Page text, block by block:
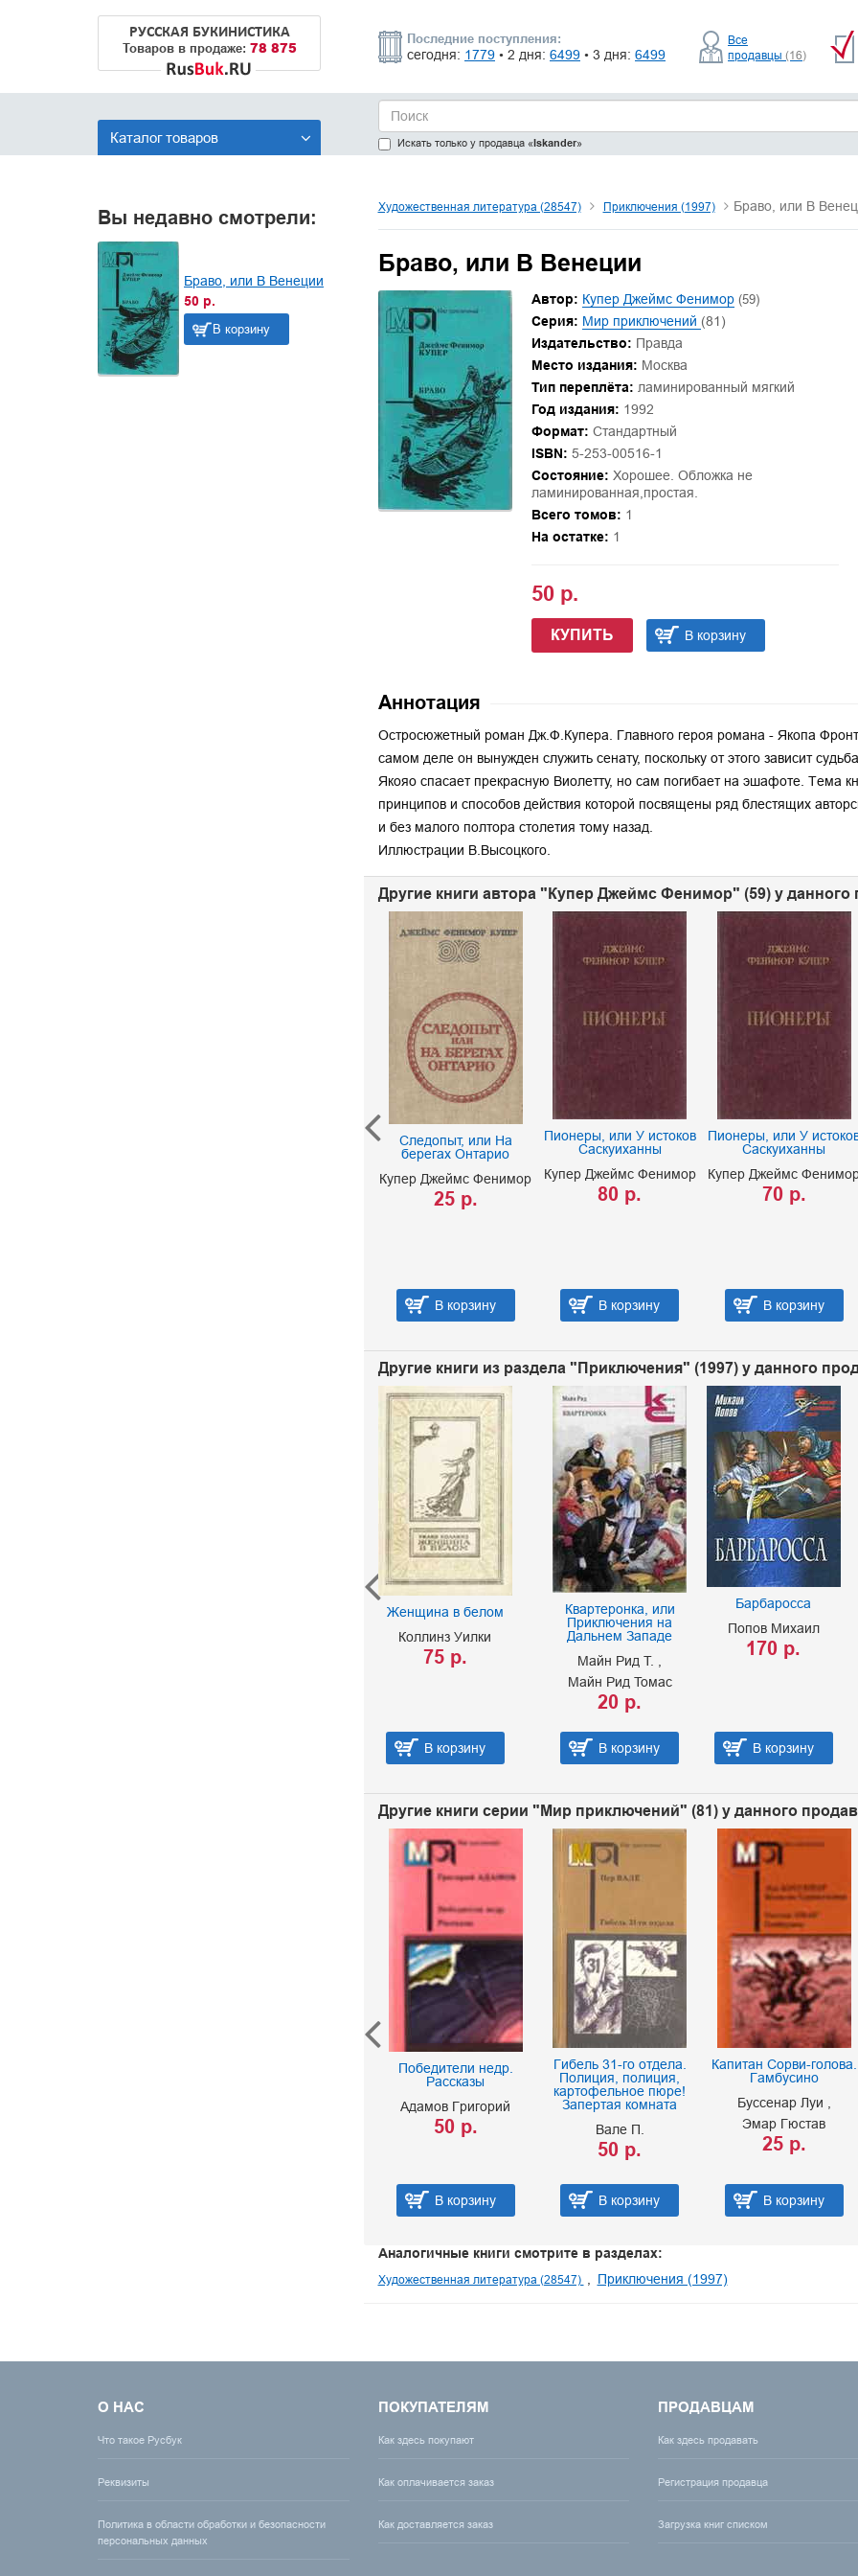
РУССКАЯ БУКИНИСТИКА
Товаров в продаже: 78 875
Последние поступления:
сегодня: 1779 • 2 дня: 6499 • 3 дня: 6499
Все
продавцы (16)
Каталог товаров Искать только у продавца «Iskander»
Вы недавно смотрели:
Браво, или В Венеции
50 р.
В корзину
Художественная литература (28547) Приключения (1997) Браво, или В
Браво, или В Венеции
Автор: Купер Джеймс Фенимор (59)
Серия: Мир приключений (81)
Издательство: Правда
Место издания: Москва
Тип переплёта: ламинированный мягкий
Год издания: 1992
Формат: Стандартный
ISBN: 5-253-00516-1
Состояние: Хорошее. Обложка не
ламинированная,простая.
Всего томов: 1
На остатке: 1
50 р.
КУПИТЬ В корзину
Аннотация
Остросюжетный роман Дж.Ф.Купера. Главного героя романа - Якопа
самом деле он вынужден служить сенату, поскольку от этого зависит
Якояо спасает прекрасную Виолетту, но сам погибает на эшафоте. Тема
принципов и способов действия которой посвящены ряд блестящих
и без малого полтора столетия тому назад.
Иллюстрации В.Высоцкого.
Другие книги автора "Купер Джеймс Фенимор" (59) у данного
Следопыт, или На
берегах Онтарио
Купер Джеймс Фенимор
25 р.
В корзину
Пионеры, или У истоков
Саскуиханны
Купер Джеймс Фенимор
80 р.
В корзину
Пионеры, или У
Саскуиханны
Купер Джеймс
70 р.
В корзину
Другие книги из раздела "Приключения" (1997) у данного
Женщина в белом
Коллинз Уилки
75 р.
В корзину
Квартеронка, или
Приключения на
Дальнем Западе
Майн Рид Т.
Майн Рид Томас
20 р.
В корзину
Барбаросса
Попов Михаил
170 р.
В корзину
Другие книги серии "Мир приключений" (81) у данного
Победители недр.
Рассказы
Адамов Григорий
50 р.
В корзину
Гибель 31-го отдела.
Полиция, полиция,
картофельное пюре!
Запертая комната
Вале П.
50 р.
В корзину
Капитан Сорви-голова.
Гамбусино
Буссенар Луи
Эмар Гюстав
25 р.
В корзину
Аналогичные книги смотрите в разделах:
Художественная литература (28547) Приключения (1997)
О НАС
Что такое Русбук
Реквизиты
Политика в области обработки и безопасности
персональных данных
ПОКУПАТЕЛЯМ
Как здесь покупают
Как оплачивается заказ
Как доставляется заказ
ПРОДАВЦАМ
Как здесь продавать
Регистрация продавца
Загрузка книг списком